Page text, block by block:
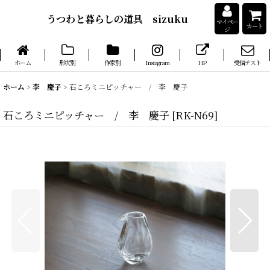
うつわと暮らしの道具 sizuku
マイペー
ジ
カート
ホーム 形状別 作家別 Instagram HP 受信テスト
ホーム > 李 慶子 > 石ころミニピッチャー / 李 慶子
石ころミニピッチャー / 李 慶子 [RK-N69]